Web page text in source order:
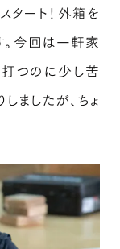
タート！外箱を
今回は一軒家
つのに少し苦
ましたが、ちょ